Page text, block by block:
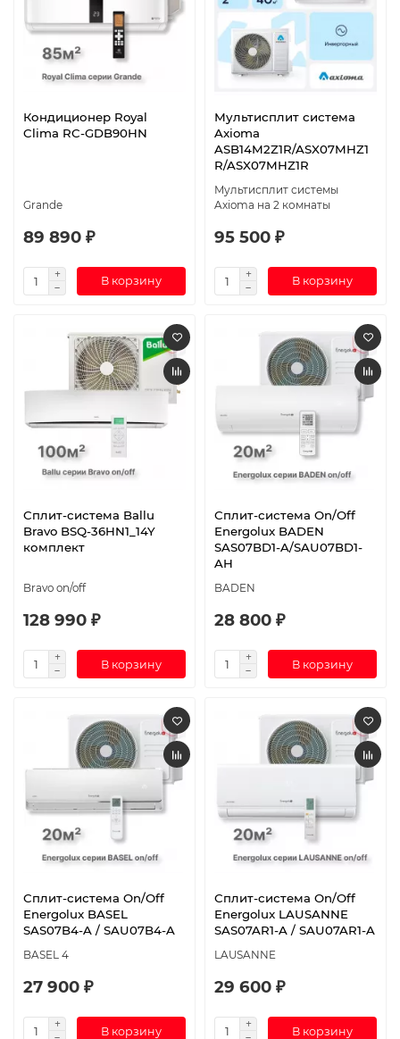
Кондиционер Royal
Clima RC-GDB90HN
Grande
89 890 ₽
В корзину
Мультисплит система
Axioma
ASB14M2Z1R/ASX07MHZ1
R/ASX07MHZ1R
Мультисплит системы
Axioma на 2 комнаты
95 500 ₽
В корзину
Сплит-система Ballu
Bravo BSQ-36HN1_14Y
комплект
Bravo on/off
128 990 ₽
В корзину
Сплит-система On/Off
Energolux BADEN
SAS07BD1-A/SAU07BD1-
AH
BADEN
28 800 ₽
В корзину
Сплит-система On/Off
Energolux BASEL
SAS07B4-A / SAU07B4-A
BASEL 4
27 900 ₽
В корзину
Сплит-система On/Off
Energolux LAUSANNE
SAS07AR1-A / SAU07AR1-A
LAUSANNE
29 600 ₽
В корзину